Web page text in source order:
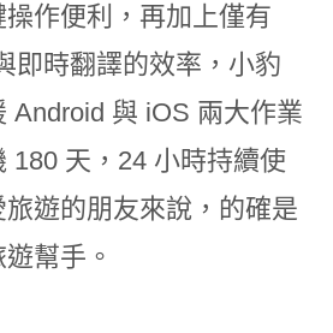
作便利，再加上僅有
即時翻譯的效率，小豹
Android 與 iOS 兩大作業
180 天，24 小時持續使
遊的朋友來說，的確是
幫手。